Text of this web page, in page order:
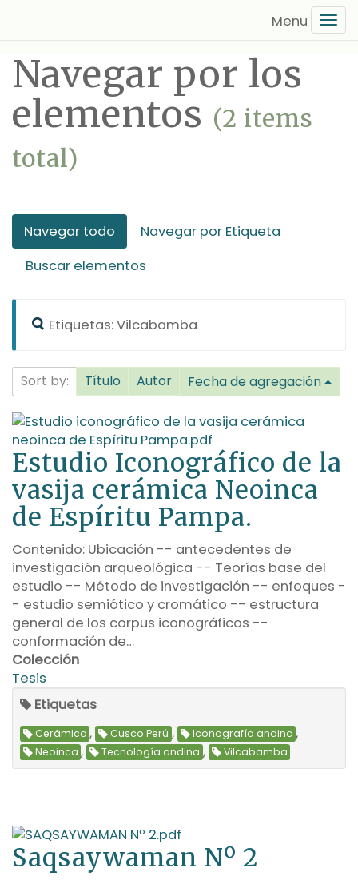
principal
Navegar por los
elementos (2 items
total)
Navegar todo
Navegar por Etiqueta
Buscar elementos
Etiquetas: Vilcabamba
Sort by: Título Autor Fecha de agregación
Estudio Iconográfico de la
vasija cerámica Neoinca
de Espíritu Pampa.
Contenido: Ubicación -- antecedentes de
investigación arqueológica -- Teorías base del
estudio -- Método de investigación -- enfoques -
- estudio semiótico y cromático -- estructura
general de los corpus iconográficos --
conformación de…
Colección
Tesis
Etiquetas
Cerámica , Cusco Perú , Iconografía andina ,
Neoinca , Tecnología andina , Vilcabamba
Saqsaywaman Nº 2